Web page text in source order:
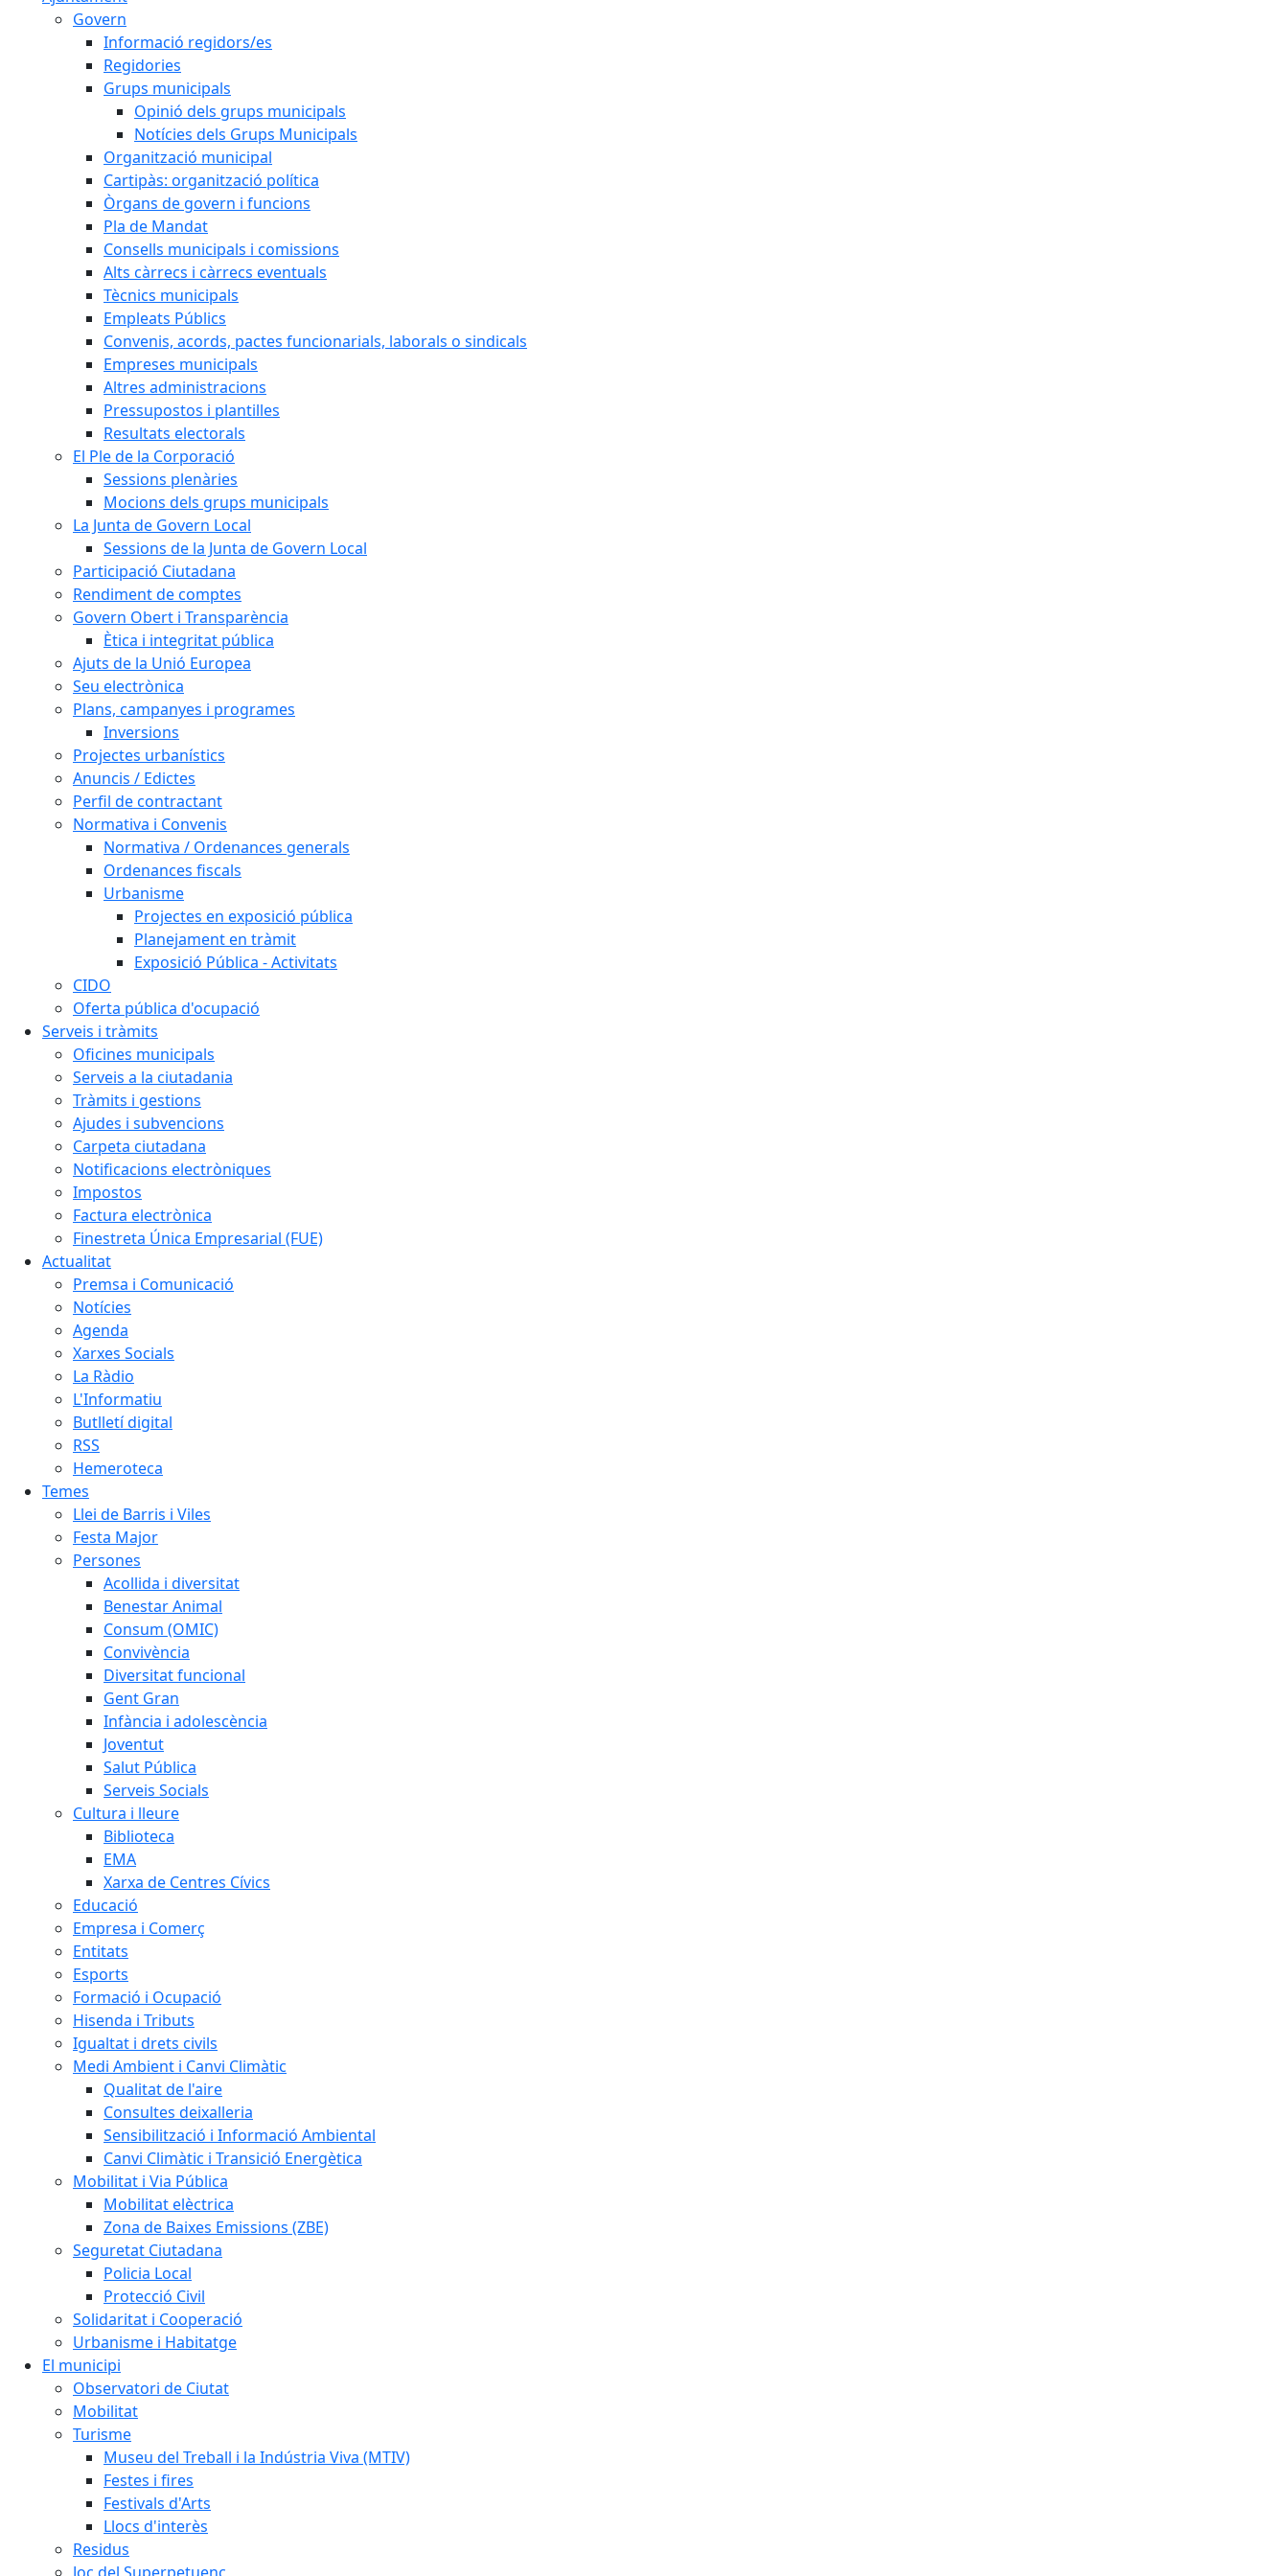
Govern
Informació regidors/es
Regidories
Grups municipals
Opinió dels grups municipals
Notícies dels Grups Municipals
Organització municipal
Cartipàs: organització política
Òrgans de govern i funcions
Pla de Mandat
Consells municipals i comissions
Alts càrrecs i càrrecs eventuals
Tècnics municipals
Empleats Públics
Convenis, acords, pactes funcionarials, laborals o sindicals
Empreses municipals
Altres administracions
Pressupostos i plantilles
Resultats electorals
El Ple de la Corporació
Sessions plenàries
Mocions dels grups municipals
La Junta de Govern Local
Sessions de la Junta de Govern Local
Participació Ciutadana
Rendiment de comptes
Govern Obert i Transparència
Ètica i integritat pública
Ajuts de la Unió Europea
Seu electrònica
Plans, campanyes i programes
Inversions
Projectes urbanístics
Anuncis / Edictes
Perfil de contractant
Normativa i Convenis
Normativa / Ordenances generals
Ordenances fiscals
Urbanisme
Projectes en exposició pública
Planejament en tràmit
Exposició Pública - Activitats
CIDO
Oferta pública d'ocupació
Serveis i tràmits
Oficines municipals
Serveis a la ciutadania
Tràmits i gestions
Ajudes i subvencions
Carpeta ciutadana
Notificacions electròniques
Impostos
Factura electrònica
Finestreta Única Empresarial (FUE)
Actualitat
Premsa i Comunicació
Notícies
Agenda
Xarxes Socials
La Ràdio
L'Informatiu
Butlletí digital
RSS
Hemeroteca
Temes
Llei de Barris i Viles
Festa Major
Persones
Acollida i diversitat
Benestar Animal
Consum (OMIC)
Convivència
Diversitat funcional
Gent Gran
Infància i adolescència
Joventut
Salut Pública
Serveis Socials
Cultura i lleure
Biblioteca
EMA
Xarxa de Centres Cívics
Educació
Empresa i Comerç
Entitats
Esports
Formació i Ocupació
Hisenda i Tributs
Igualtat i drets civils
Medi Ambient i Canvi Climàtic
Qualitat de l'aire
Consultes deixalleria
Sensibilització i Informació Ambiental
Canvi Climàtic i Transició Energètica
Mobilitat i Via Pública
Mobilitat elèctrica
Zona de Baixes Emissions (ZBE)
Seguretat Ciutadana
Policia Local
Protecció Civil
Solidaritat i Cooperació
Urbanisme i Habitatge
El municipi
Observatori de Ciutat
Mobilitat
Turisme
Museu del Treball i la Indústria Viva (MTIV)
Festes i fires
Festivals d'Arts
Llocs d'interès
Residus